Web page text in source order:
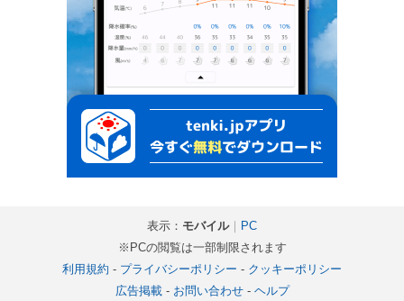
表示： モバイル｜ PC
※PCの閲覧は一部制限されます
利用規約 - プライバシーポリシー - クッキーポリシー
広告掲載- お問い合わせ- ヘルプ